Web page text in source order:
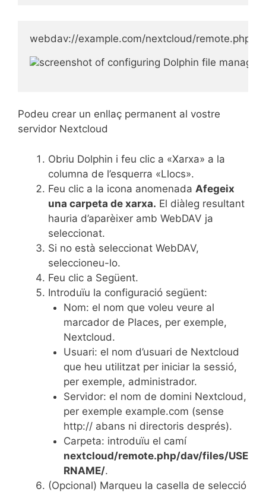
webdav://example.com/nextcloud/remote.php/
Podeu crear un enllaç permanent al vostre
servidor Nextcloud
Obriu Dolphin i feu clic a «Xarxa» a la
columna de l’esquerra «Llocs».
Feu clic a la icona anomenada Afegeix
una carpeta de xarxa. El diàleg resultant
hauria d’aparèixer amb WebDAV ja
seleccionat.
Si no està seleccionat WebDAV,
seleccioneu-lo.
Feu clic a Següent.
Introduïu la configuració següent:
Nom: el nom que voleu veure al
marcador de Places, per exemple,
Nextcloud.
Usuari: el nom d’usuari de Nextcloud
que heu utilitzat per iniciar la sessió,
per exemple, administrador.
Servidor: el nom de domini Nextcloud,
per exemple example.com (sense
http:// abans ni directoris després).
Carpeta: introduïu el camí
nextcloud/remote.php/dav/files/USE
RNAME/.
(Opcional) Marqueu la casella de selecció